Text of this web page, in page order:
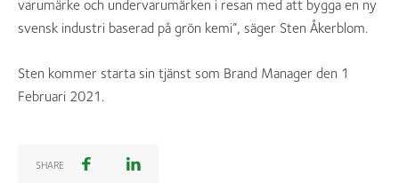
varumärke och undervarumärken i resan med att bygga en ny
svensk industri baserad på grön kemi”, säger Sten Åkerblom.
Sten kommer starta sin tjänst som Brand Manager den 1
Februari 2021.
SHARE